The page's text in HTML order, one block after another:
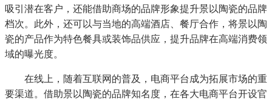
吸引潜在客户，还能借助商场的品牌形象提升景以陶瓷的品牌
档次。此外，还可以与当地的高端酒店、餐厅合作，将景以陶
瓷的产品作为特色餐具或装饰品供应，提升品牌在高端消费领
域的曝光度。
在线上，随着互联网的普及，电商平台成为拓展市场的重
要渠道。借助景以陶瓷的品牌知名度，在各大电商平台开设官